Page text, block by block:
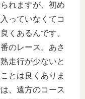
れますが、初め
っていなくてコ
くあるんです。
のレース。あさ
走行が少ないと
とは良くありま
、遠方のコース